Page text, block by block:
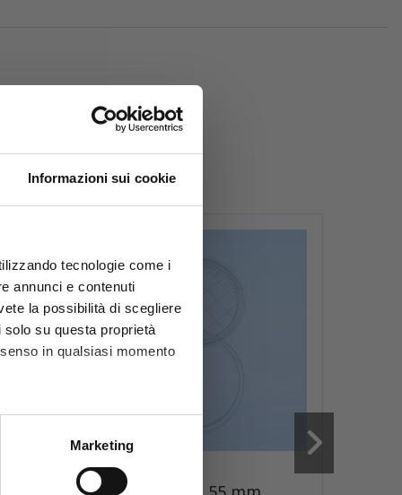
Informazioni sui cookie
tecnologie come i
annunci e contenuti
la possibilità di scegliere
su questa proprietà
in qualsiasi momento
metro,
dettagli . Puoi
Marketing
Codice